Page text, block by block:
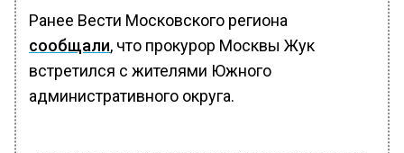
Ранее Вести Московского региона
сообщали, что прокурор Москвы Жук
встретился с жителями Южного
административного округа.